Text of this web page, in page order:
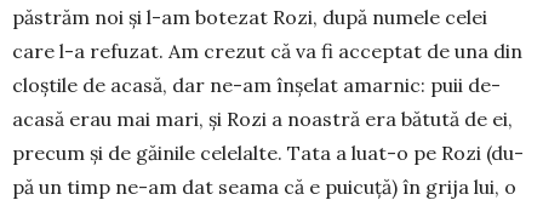
păstrăm noi și l-am bote­zat Rozi, după nu­mele celei
care l-a refuzat. Am crezut că va fi ac­ceptat de una din
cloș­tile de acasă, dar ne-am în­șe­lat amarnic: puii de-
acasă erau mai mari, și Rozi a noastră era bătută de ei,
precum și de găinile celelalte. Tata a lu­at-o pe Rozi (du­
pă un timp ne-am dat sea­ma că e pui­cuță) în grija lui, o